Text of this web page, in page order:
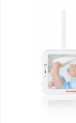
Камеры можно
Интернет-доступ